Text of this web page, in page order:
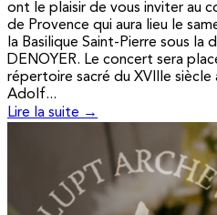
ont le plaisir de vous inviter au
de Provence qui aura lieu le
la Basilique Saint-Pierre sous la
DENOYER. Le concert sera
répertoire sacré du XVIIIe
Adolf...
Lire la suite →